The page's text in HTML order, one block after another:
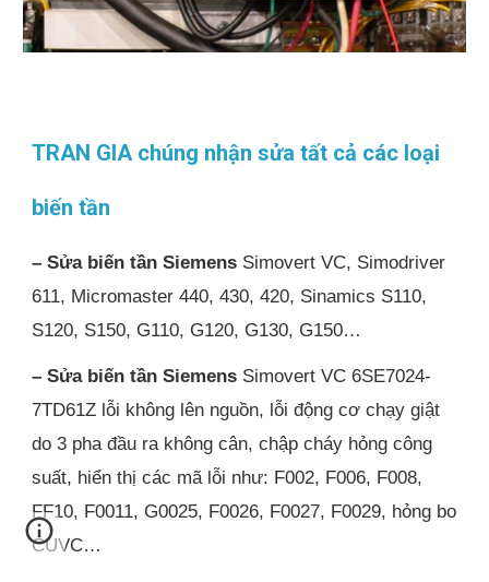
TRAN GIA chúng nhận sửa tất cả các loại
biến tần
– Sửa biến tần Siemens Simovert VC, Simodriver
611, Micromaster 440, 430, 420, Sinamics S110,
S120, S150, G110, G120, G130, G150…
– Sửa biến tần Siemens Simovert VC 6SE7024-
7TD61Z lỗi không lên nguồn, lỗi động cơ chạy giật
do 3 pha đầu ra không cân, chập cháy hỏng công
suất, hiển thị các mã lỗi như: F002, F006, F008,
FF10, F0011, G0025, F0026, F0027, F0029, hỏng bo
CUVC…